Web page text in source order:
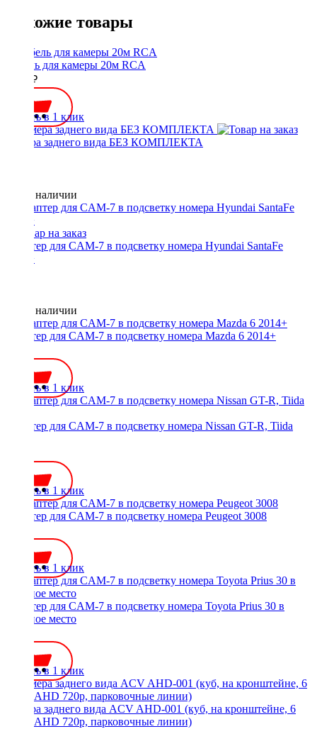
Похожие товары
Кабель для камеры 20м RCA
1100 ₽
Купить в 1 клик
Камера заднего вида БЕЗ КОМПЛЕКТА
Нет в наличии
Адаптер для CAM-7 в подсветку номера Hyundai SantaFe
2013+
Нет в наличии
Адаптер для CAM-7 в подсветку номера Mazda 6 2014+
Купить в 1 клик
Адаптер для CAM-7 в подсветку номера Nissan GT-R, Tiida
Купить в 1 клик
Адаптер для CAM-7 в подсветку номера Peugeot 3008
Купить в 1 клик
Адаптер для CAM-7 в подсветку номера Toyota Prius 30 в
штатное место
Купить в 1 клик
Камера заднего вида ACV AHD-001 (куб, на кронштейне, 6
линз, AHD 720p, парковочные линии)